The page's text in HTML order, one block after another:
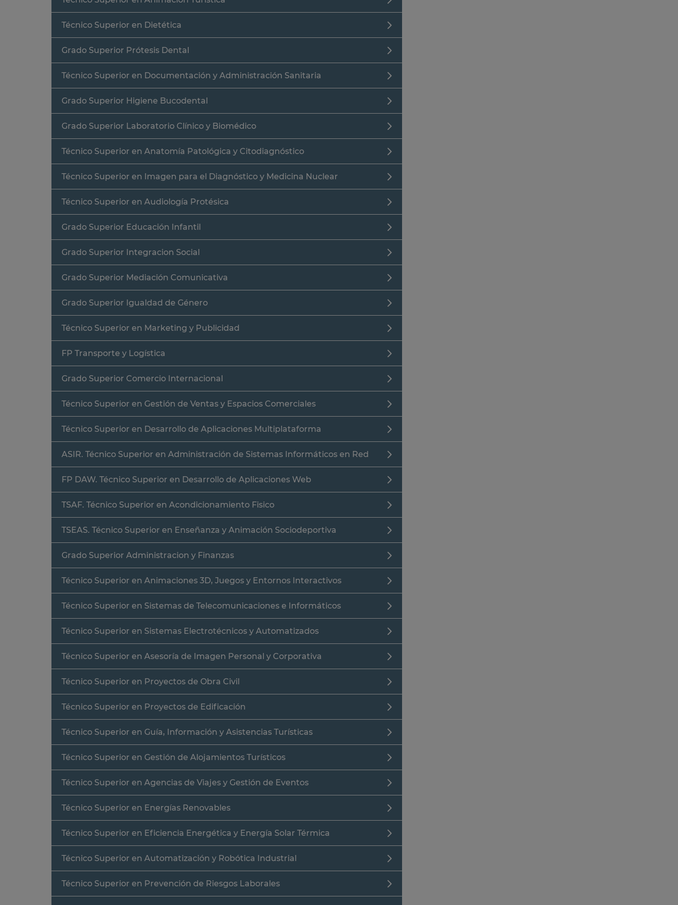
Técnico Superior en Dietética
Grado Superior Prótesis Dental
Técnico Superior en Documentación y Administración Sanitaria
Grado Superior Higiene Bucodental
Grado Superior Laboratorio Clínico y Biomédico
Técnico Superior en Anatomía Patológica y Citodiagnóstico
Técnico Superior en Imagen para el Diagnóstico y Medicina Nuclear
Técnico Superior en Audiología Protésica
Grado Superior Educación Infantil
Grado Superior Integracion Social
Grado Superior Mediación Comunicativa
Grado Superior Igualdad de Género
Técnico Superior en Marketing y Publicidad
FP Transporte y Logística
Grado Superior Comercio Internacional
Técnico Superior en Gestión de Ventas y Espacios Comerciales
Técnico Superior en Desarrollo de Aplicaciones Multiplataforma
ASIR. Técnico Superior en Administración de Sistemas Informáticos en Red
FP DAW. Técnico Superior en Desarrollo de Aplicaciones Web
TSAF. Técnico Superior en Acondicionamiento Fisico
TSEAS. Técnico Superior en Enseñanza y Animación Sociodeportiva
Grado Superior Administracion y Finanzas
Técnico Superior en Animaciones 3D, Juegos y Entornos Interactivos
Técnico Superior en Sistemas de Telecomunicaciones e Informáticos
Técnico Superior en Sistemas Electrotécnicos y Automatizados
Técnico Superior en Asesoría de Imagen Personal y Corporativa
Técnico Superior en Proyectos de Obra Civil
Técnico Superior en Proyectos de Edificación
Técnico Superior en Guía, Información y Asistencias Turísticas
Técnico Superior en Gestión de Alojamientos Turísticos
Técnico Superior en Agencias de Viajes y Gestión de Eventos
Técnico Superior en Energías Renovables
Técnico Superior en Eficiencia Energética y Energía Solar Térmica
Técnico Superior en Automatización y Robótica Industrial
Técnico Superior en Prevención de Riesgos Laborales